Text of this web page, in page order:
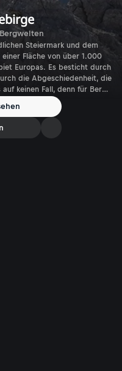
Bergwelten
Steiermark und dem
Fläche von über 1.000
Europas. Es besticht durch
die Abgeschiedenheit, die
keinen Fall, denn für Berg-
eine Menge zu bieten.